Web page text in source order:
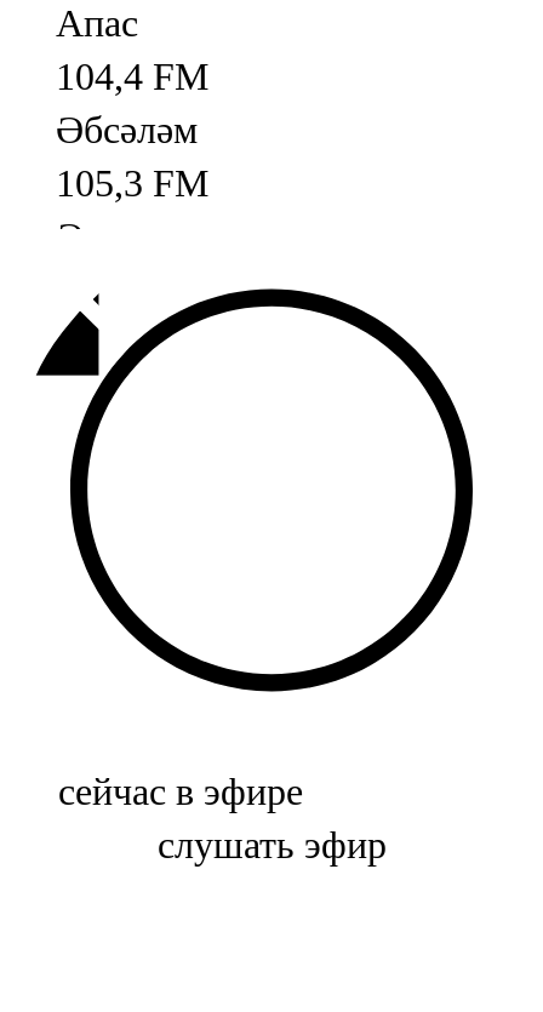
Апас
104,4 FM
Әбсәләм
105,3 FM
Әлмәт
92,9 FM
Базарлы матак
107,1 FM
Балык бистәсе
104,9 FM
Баулы
107,5 FM
Биләр
Болгар
сейчас в эфире
слушать эфир